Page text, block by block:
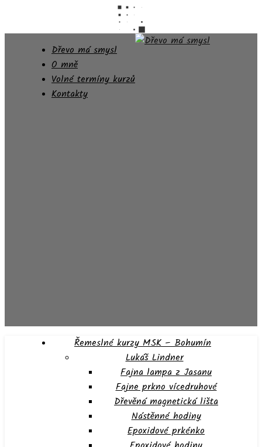
Dřevo má smysl
O mně
Volné termíny kurzů
Kontakty
Řemeslné kurzy MSK – Bohumín
Lukáš Lindner
Fajna lampa z Jasanu
Fajne prkno vícedruhové
Dřevěná magnetická lišta
Nástěnné hodiny
Epoxidové prkénko